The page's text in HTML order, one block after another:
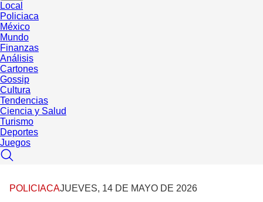
Local
Policiaca
México
Mundo
Finanzas
Análisis
Cartones
Gossip
Cultura
Tendencias
Ciencia y Salud
Turismo
Deportes
Juegos
POLICIACAJUEVES, 14 DE MAYO DE 2026